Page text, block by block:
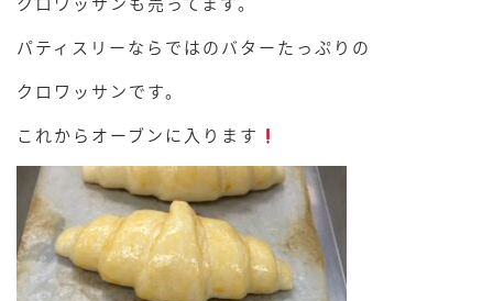
パティスリーならではのバターたっぷりの
クロワッサンです。
これからオーブンに入ります